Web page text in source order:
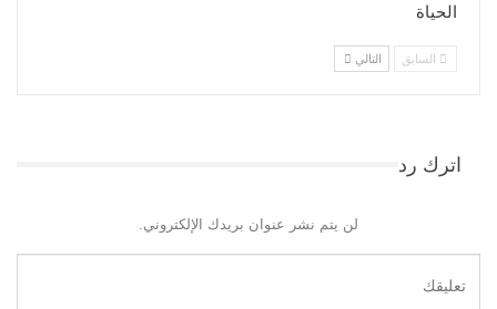
الحياة
السابق التالي
اترك رد
لن يتم نشر عنوان بريدك الإلكتروني.